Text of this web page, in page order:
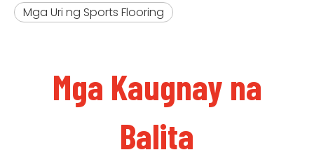
Mga Uri ng Sports Flooring
Mga Kaugnay na
Balita